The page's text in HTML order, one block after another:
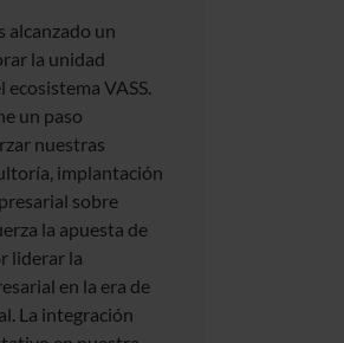
alcanzado un
la unidad
VASS.
un paso
nuestras
implantación
sobre
la apuesta de
liderar la
en la era de
La integración